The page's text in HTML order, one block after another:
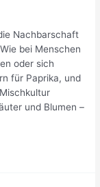
Nachbarschaft
bei Menschen
oder sich
für Paprika, und
und Blumen –